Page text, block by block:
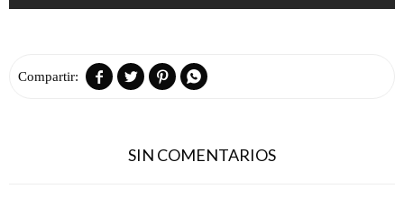
   
SIN COMENTARIOS